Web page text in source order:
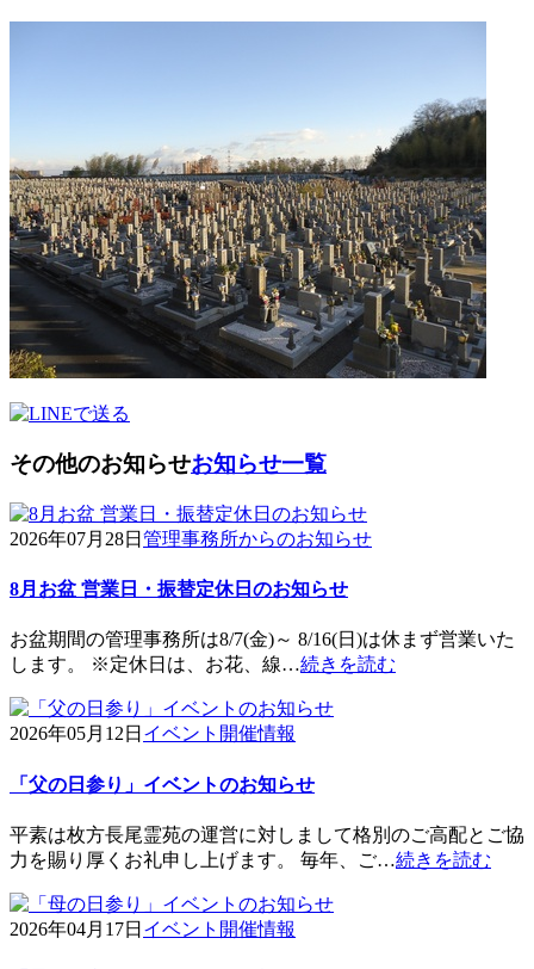
その他のお知らせお知らせ一覧
2026年07月28日 管理事務所からのお知らせ
8月お盆 営業日・振替定休日のお知らせ
お盆期間の管理事務所は8/7(金)～ 8/16(日)は休まず営業いた
します。 ※定休日は、お花、線…続きを読む
2026年05月12日 イベント開催情報
「父の日参り」イベントのお知らせ
平素は枚方長尾霊苑の運営に対しまして格別のご高配とご協
力を賜り厚くお礼申し上げます。 毎年、ご…続きを読む
2026年04月17日 イベント開催情報